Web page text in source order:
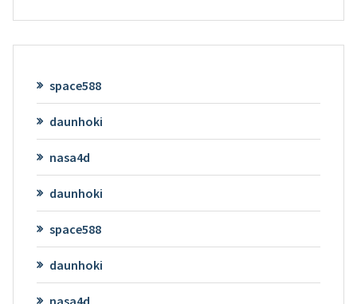
space588
daunhoki
nasa4d
daunhoki
space588
daunhoki